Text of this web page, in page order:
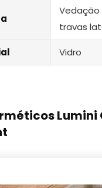
Vedação
travas
Vidro